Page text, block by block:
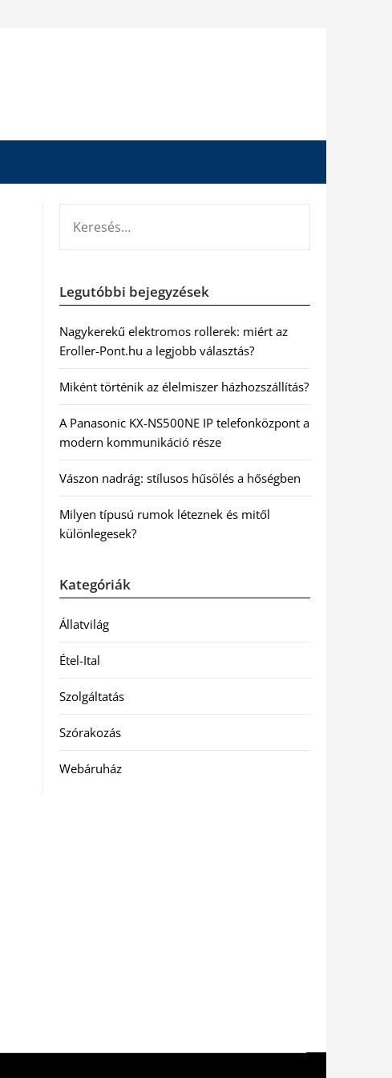
Legutóbbi bejegyzések
Nagykerekű elektromos rollerek: miért az
Eroller-Pont.hu a legjobb választás?
Miként történik az élelmiszer házhozszállítás?
A Panasonic KX-NS500NE IP telefonközpont a
modern kommunikáció része
Vászon nadrág: stílusos hűsölés a hőségben
Milyen típusú rumok léteznek és mitől
különlegesek?
Kategóriák
Állatvilág
Étel-Ital
Szolgáltatás
Szórakozás
Webáruház